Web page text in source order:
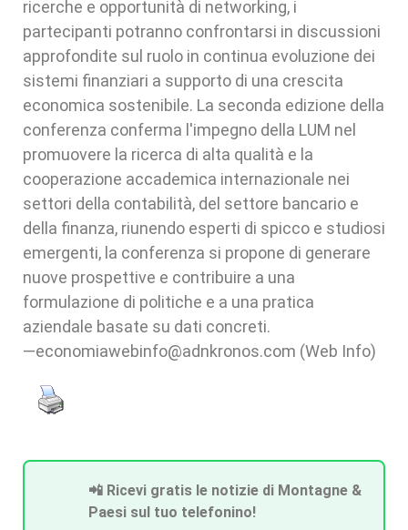
ricerche e opportunità di networking, i
partecipanti potranno confrontarsi in discussioni
approfondite sul ruolo in continua evoluzione dei
sistemi finanziari a supporto di una crescita
economica sostenibile. La seconda edizione della
conferenza conferma l'impegno della LUM nel
promuovere la ricerca di alta qualità e la
cooperazione accademica internazionale nei
settori della contabilità, del settore bancario e
della finanza, riunendo esperti di spicco e studiosi
emergenti, la conferenza si propone di generare
nuove prospettive e contribuire a una
formulazione di politiche e a una pratica
aziendale basate su dati concreti.
—economiawebinfo@adnkronos.com (Web Info)
📲 Ricevi gratis le notizie di Montagne &
Paesi sul tuo telefonino!